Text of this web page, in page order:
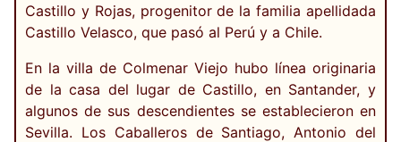
Castillo y Rojas, progenitor de la familia apellidada
Castillo Velasco, que pasó al Perú y a Chile.
En la villa de Colmenar Viejo hubo línea originaria
de la casa del lugar de Castillo, en Santander, y
algunos de sus descendientes se establecieron en
Sevilla. Los Caballeros de Santiago, Antonio del